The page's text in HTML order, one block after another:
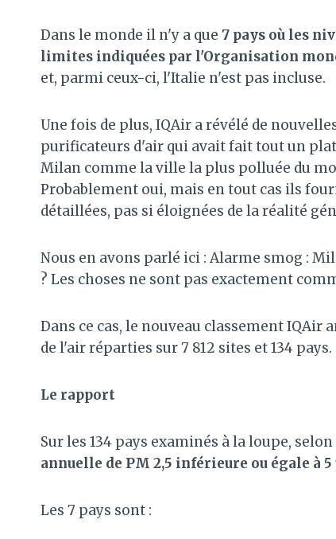
Dans le monde il n'y a que 7 pays où les
limites indiquées par l'Organisation
et, parmi ceux-ci, l'Italie n'est pas incluse.
Une fois de plus, IQAir a révélé de
purificateurs d'air qui avait fait tout un
Milan comme la ville la plus polluée du
Probablement oui, mais en tout cas ils
détaillées, pas si éloignées de la réalité
Nous en avons parlé ici : Alarme smog :
? Les choses ne sont pas exactement
Dans ce cas, le nouveau classement IQAir
de l'air réparties sur 7 812 sites et 134 pays.
Le rapport
Sur les 134 pays examinés à la loupe,
annuelle de PM 2,5 inférieure ou égale à
Les 7 pays sont :